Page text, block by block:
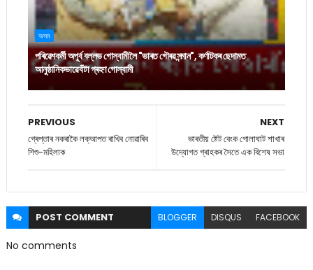
অসম
পৰিৱেশকৰ্মী অপূৰ্ব বল্লভ গোস্বামীলৈ "ভাৰত গৌৰৱ সন্মান", কৰ্ণাটকৰ ছেদামত
আনুষ্ঠানিকভাৱে বঁটা গ্ৰহণ গোস্বামী
NEXT
ভাৰতীয় ষ্টেট বেংক গোলাঘাট শাখাৰ
উদ্যোগত গ্ৰাহকৰ সৈতে এক বিশেষ সভা
PREVIOUS
গ্ৰেপ্তাৰ নকৰাকৈ লক্‌আপত ৰাখিব নোৱাৰিব
শিশু-মহিলাক
POST COMMENT BLOGGER DISQUS FACEBOOK
No comments